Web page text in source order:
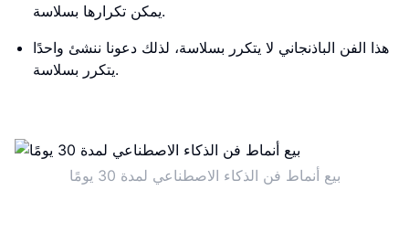
يمكن تكرارها بسلاسة.
هذا الفن الباذنجاني لا يتكرر بسلاسة، لذلك دعونا ننشئ واحدًا
يتكرر بسلاسة.
بيع أنماط فن الذكاء الاصطناعي لمدة 30 يومًا